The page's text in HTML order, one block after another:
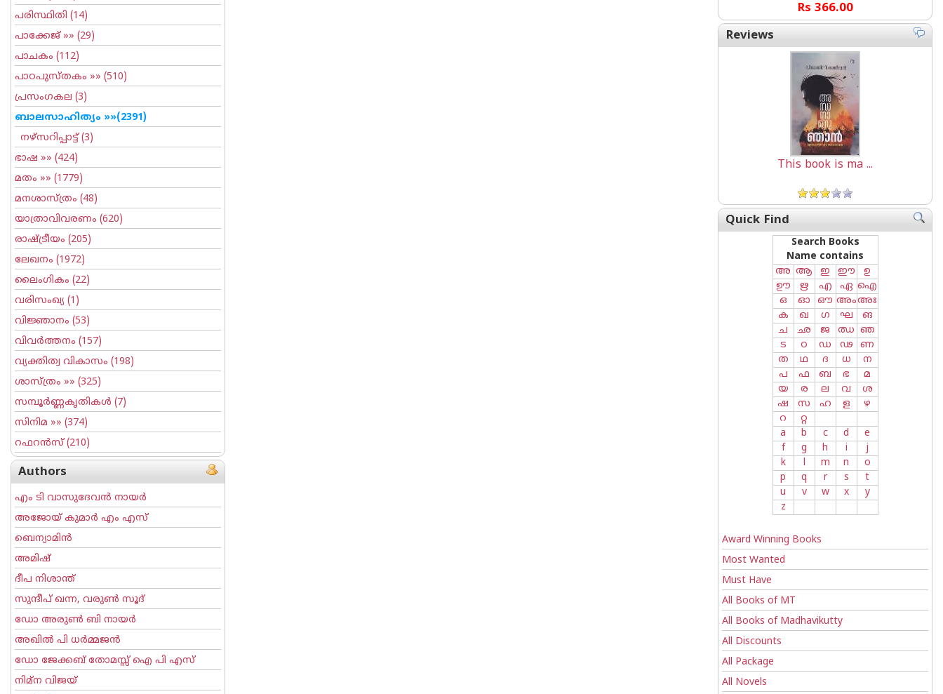
പരിസ്ഥിതി (14)
പാക്കേജ് »» (29)
പാചകം (112)
പാഠപുസ്തകം »» (510)
പ്രസംഗകല (3)
ബാലസാഹിത്യം »»(2391)
നഴ്സറിപ്പാട്ട്(3)
ഭാഷ »» (424)
മതം »» (1779)
മനശാസ്ത്രം (48)
യാത്രാവിവരണം (620)
രാഷ്ട്രീയം (205)
ലേഖനം (1972)
ലൈംഗികം (22)
വരിസംഖ്യ (1)
വിജ്ഞാനം (53)
വിവര്‍ത്തനം (157)
വ്യക്തിത്വ വികാസം (198)
ശാസ്ത്രം »» (325)
സമ്പൂര്‍ണ്ണകൃതികള്‍ (7)
സിനിമ »» (374)
റഫറന്‍സ്(210)
Authors
എം ടി വാസുദേവന്‍ നായര്‍
അജോയ് കുമാര്‍ എം എസ്
ബെന്യാമിന്‍
അമിഷ്
ദീപ നിശാന്ത്
സുന്ദീപ് ഖന്ന, വരുൺ സൂദ്
ഡോ അരുണ്‍ ബി നായര്‍
അഖില്‍ പി ധര്‍മ്മജന്‍
ഡോ ജേക്കബ് തോമസ്സ് ഐ പി എസ്
നിമ്ന വിജയ്
Rs 366.00
Reviews
This book is ma ...
Quick Find
Search Books
Name contains
അ ആ ഇ ഈ
ഉ
ഊ
ഋ എ ഏ ഐ
ഒ
ഓ ഔ അംഅഃ
ക
ഖ ഗ ഘ
ങ
ച
ഛ ജ ഝ ഞ
ട
ഠ ഡ ഢ
ണ
ത
ഥ ദ ധ
ന
പ
ഫ ബ ഭ
മ
യ
ര ല വ
ശ
ഷ
സ ഹ ള
ഴ
റ
റ്റ
a
b c d
e
f
g h i
j
k
l m n
o
p
q r s
t
u
v w x
y
z
Award Winning Books
Most Wanted
Must Have
All Books of MT
All Books of Madhavikutty
All Discounts
All Package
All Novels